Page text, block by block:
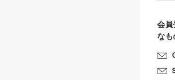
会
なも